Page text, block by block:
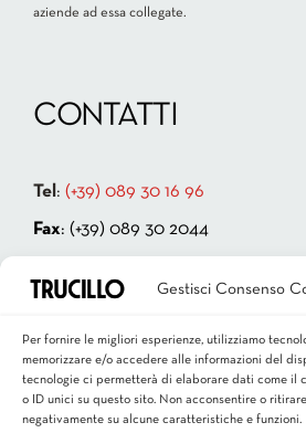
Gestisci Consenso
Per fornire le migliori esperienze, utilizziamo
memorizzare e/o accedere alle informazioni del
tecnologie ci permetterà di elaborare dati come il
o ID unici su questo sito. Non acconsentire o
negativamente su alcune caratteristiche e funzioni.
aziende ad essa collegate.
CONTATTI
Tel : (+39) 089 30 16 96
Fax: (+39) 089 30 2044
84131 Salerno – ITALIA
P.IVA 00181880659
Email:info@trucillo.it